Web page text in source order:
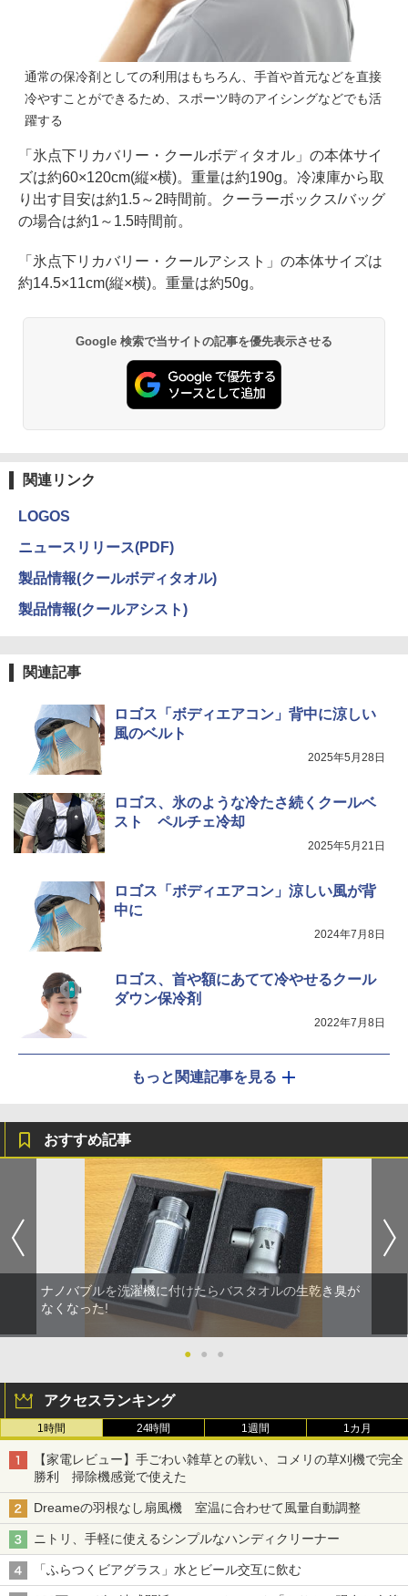
通常の保冷剤としての利用はもちろん、手首や首元などを直接
冷やすことができるため、スポーツ時のアイシングなどでも活
躍する
「氷点下リカバリー・クールボディタオル」の本体サイ
ズは約60×120cm(縦×横)。重量は約190g。冷凍庫から取
り出す目安は約1.5～2時間前。クーラーボックス/バッグ
の場合は約1～1.5時間前。
「氷点下リカバリー・クールアシスト」の本体サイズは
約14.5×11cm(縦×横)。重量は約50g。
Google 検索で当サイトの記事を優先表示させる
関連リンク
LOGOS
ニュースリリース(PDF)
製品情報(クールボディタオル)
製品情報(クールアシスト)
関連記事
ロゴス「ボディエアコン」背中に涼しい
風のベルト
2025年5月28日
ロゴス、氷のような冷たさ続くクールベ
スト ペルチェ冷却
2025年5月21日
ロゴス「ボディエアコン」涼しい風が背
中に
2024年7月8日
ロゴス、首や額にあてて冷やせるクール
ダウン保冷剤
2022年7月8日
もっと関連記事を見る
おすすめ記事
ナノバブルを洗濯機に付けたらバスタオルの生乾き臭が
なくなった!
● ● ●
アクセスランキング
1時間 24時間 1週間 1カ月
【家電レビュー】手ごわい雑草との戦い、コメリの草刈機で完全
勝利 掃除機感覚で使えた
Dreameの羽根なし扇風機 室温に合わせて風量自動調整
ニトリ、手軽に使えるシンプルなハンディクリーナー
「ふらつくビアグラス」水とビール交互に飲む